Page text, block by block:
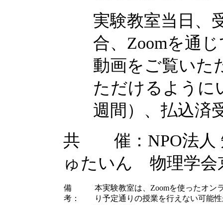
実験教室当日、
合、Zoomを通
動画をご覧いた
ただけるように
週間）、払込済
共 催：NPO法人
ゅたいん 物理学会
備
考：
本実験教室は、Zoomを使ったオン
り予定通りの授業を行えない可能